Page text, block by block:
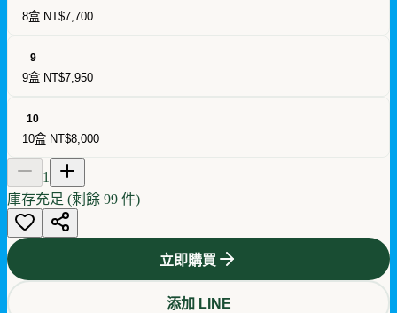
8盒 NT$7,700
9
9盒 NT$7,950
10
10盒 NT$8,000
1
庫存充足 (剩餘 99 件)
立即購買
添加 LINE